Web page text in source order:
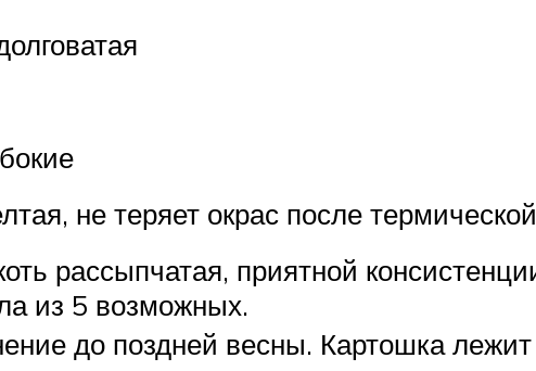
не теряет окрас после
рассыпчатая, приятной
из 5 возможных.
до поздней весны. Картошка